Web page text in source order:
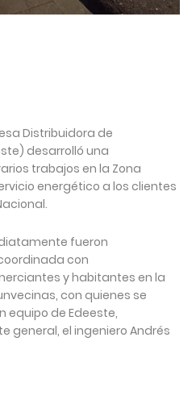
Distribuidora de
desarrolló una
trabajos en la Zona
energético a los clientes
fueron
con
y habitantes en la
con quienes se
equipo de Edeeste,
general, el ingeniero Andrés